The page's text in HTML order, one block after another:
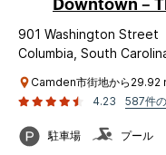
Downtown –
901 Washington Street
Columbia, South
Camden市街地から29.92
4.23
587件
駐車場 プール